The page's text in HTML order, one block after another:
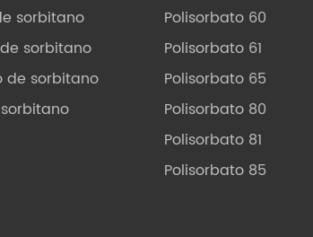
sorbitano
sorbitano
de sorbitano
Polisorbato 60
Polisorbato 61
Polisorbato 65
Polisorbato 80
Polisorbato 81
Polisorbato 85